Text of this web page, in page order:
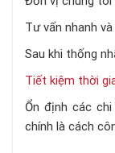
Tư vấn nhanh
Sau khi thống
Tiết kiệm thời
Ổn định các chi
chính là cách